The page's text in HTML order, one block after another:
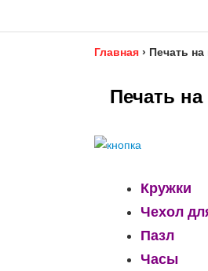
Главная › Печать
Печать
Кружки
Чехол
Пазл
Часы